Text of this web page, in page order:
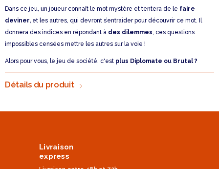
Dans ce jeu, un joueur connaît le mot mystère et tentera de le faire
deviner, et les autres, qui devront s’entraider pour découvrir ce mot. Il
donnera des indices en répondant à des dilemmes, ces questions
impossibles censées mettre les autres sur la voie !
Alors pour vous, le jeu de société, c'est plus Diplomate ou Brutal ?
Détails du produit
Livraison
express